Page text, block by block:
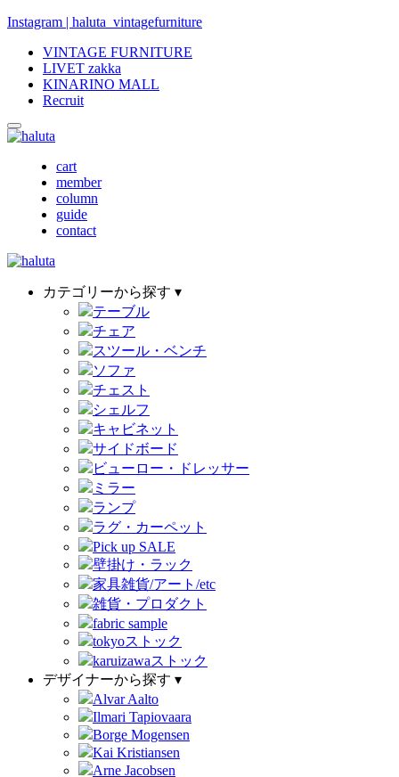
Instagram | haluta_vintagefurniture
VINTAGE FURNITURE
LIVET zakka
KINARINO MALL
Recruit
cart
member
column
guide
contact
カテゴリーから探す ▾
テーブル
チェア
スツール・ベンチ
ソファ
チェスト
シェルフ
キャビネット
サイドボード
ビューロー・ドレッサー
ミラー
ランプ
ラグ・カーペット
Pick up SALE
壁掛け・ラック
家具雑貨/アート/etc
雑貨・プロダクト
fabric sample
tokyoストック
karuizawaストック
デザイナーから探す ▾
Alvar Aalto
Ilmari Tapiovaara
Borge Mogensen
Kai Kristiansen
Arne Jacobsen